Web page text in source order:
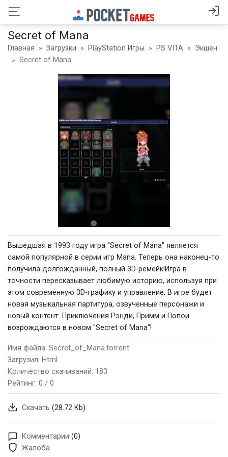
Secret of Mana
Главная Загрузки PlayStation Игры PS VITA
Экшен
Secret of Mana
Вышедшая в 1993 году игра "Secret of Mana" является
самой популярной в серии игр Mana. Теперь она наконец-то
получила долгожданный, полный 3D-ремейк!Игра в
точности пересказывает любимую историю, используя при
этом современную 3D-графику и управление. В игре будет
новая музыкальная партитура, озвученные персонажи и
новый контент. Приключения Рэнди, Примм и Попои
возрождаются в новом "Secret of Mana"!
Имя файла: Secret_of_Mana.torrent
Загрузил: Html
Количество скачиваний: 183
Рейтинг: 0 / 0
Скачать (28.72 Kb)
Комментарии (0)
Жалоба